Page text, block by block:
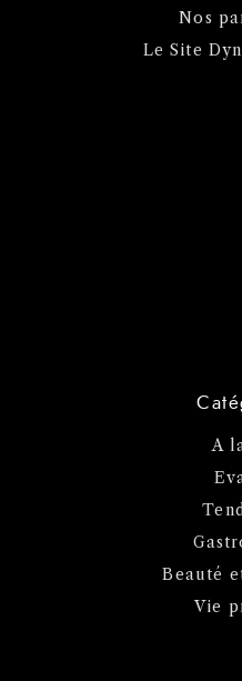
Nos
Le Site
A
Beauté
Vie